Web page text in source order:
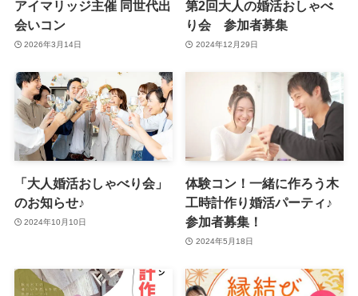
アイマリッジ主催 同世代出
会いコン
2026年3月14日
第2回大人の婚活おしゃべ
り会 参加者募集
2024年12月29日
「大人婚活おしゃべり会」
のお知らせ♪
2024年10月10日
体験コン！一緒に作ろう木
工時計作り婚活パーティ♪
参加者募集！
2024年5月18日